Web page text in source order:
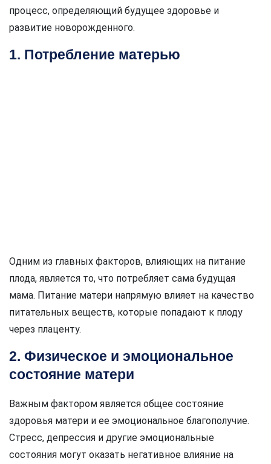
процесс, определяющий будущее здоровье и
развитие новорожденного.
1. Потребление матерью
Одним из главных факторов, влияющих на питание
плода, является то, что потребляет сама будущая
мама. Питание матери напрямую влияет на качество
питательных веществ, которые попадают к плоду
через плаценту.
2. Физическое и эмоциональное
состояние матери
Важным фактором является общее состояние
здоровья матери и ее эмоциональное благополучие.
Стресс, депрессия и другие эмоциональные
состояния могут оказать негативное влияние на